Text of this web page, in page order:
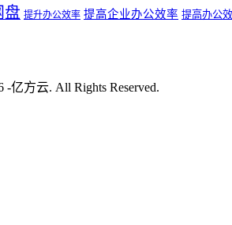
盘 提升办公效率 提高企业办公效率 提高办公
-亿方云. All Rights Reserved.